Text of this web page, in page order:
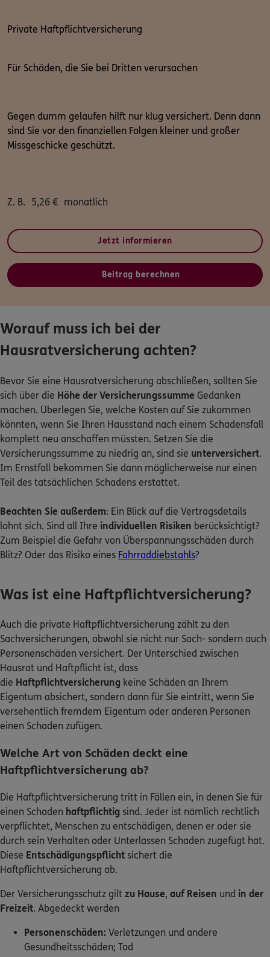
Private Haftpflichtversicherung
Für Schäden, die Sie bei Dritten verursachen
Gegen dumm gelaufen hilft nur klug versichert. Denn dann
sind Sie vor den finanziellen Folgen kleiner und großer
Missgeschicke geschützt.
Z. B. 5,26 € monatlich
Jetzt informieren
Beitrag berechnen
Worauf muss ich bei der
Hausratversicherung achten?
Bevor Sie eine Hausratversicherung abschließen, sollten Sie
sich über die Höhe der Versicherungssumme Gedanken
machen. Überlegen Sie, welche Kosten auf Sie zukommen
könnten, wenn Sie Ihren Hausstand nach einem Schadensfall
komplett neu anschaffen müssten. Setzen Sie die
Versicherungssumme zu niedrig an, sind sie unterversichert.
Im Ernstfall bekommen Sie dann möglicherweise nur einen
Teil des tatsächlichen Schadens erstattet.
Beachten Sie außerdem: Ein Blick auf die Vertragsdetails
lohnt sich. Sind all Ihre individuellen Risiken berücksichtigt?
Zum Beispiel die Gefahr von Überspannungsschäden durch
Blitz? Oder das Risiko eines Fahrraddiebstahls?
Was ist eine Haftpflichtversicherung?
Auch die private Haftpflichtversicherung zählt zu den
Sachversicherungen, obwohl sie nicht nur Sach- sondern auch
Personenschäden versichert. Der Unterschied zwischen
Hausrat und Haftpflicht ist, dass
die Haftpflichtversicherung keine Schäden an Ihrem
Eigentum absichert, sondern dann für Sie eintritt, wenn Sie
versehentlich fremdem Eigentum oder anderen Personen
einen Schaden zufügen.
Welche Art von Schäden deckt eine
Haftpflichtversicherung ab?
Die Haftpflichtversicherung tritt in Fällen ein, in denen Sie für
einen Schaden haftpflichtig sind. Jeder ist nämlich rechtlich
verpflichtet, Menschen zu entschädigen, denen er oder sie
durch sein Verhalten oder Unterlassen Schaden zugefügt hat.
Diese Entschädigungspflicht sichert die
Haftpflichtversicherung ab.
Der Versicherungsschutz gilt zu Hause, auf Reisen und in der
Freizeit. Abgedeckt werden
Personenschäden: Verletzungen und andere
Gesundheitsschäden; Tod